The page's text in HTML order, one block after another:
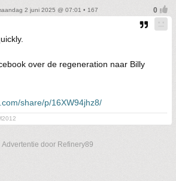
2 juni 2025 @ 07:01 • 167
over de regeneration naar Billy
share/p/16XW94jhz8/
door Refinery89